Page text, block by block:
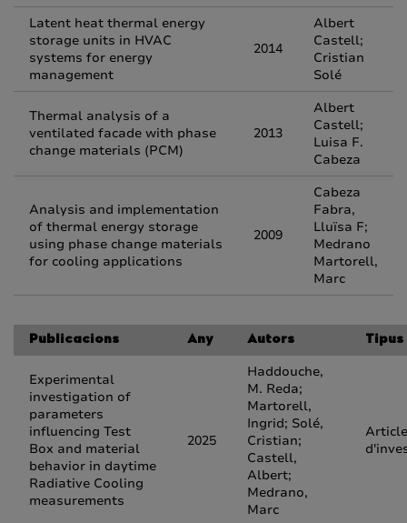
Latent heat thermal energy
storage units in HVAC
systems for energy
management
2014
Albert
Castell;
Cristian
Solé
Thermal analysis of a
ventilated facade with phase
change materials (PCM)
2013
Albert
Castell;
Luisa F.
Cabeza
Analysis and implementation
of thermal energy storage
using phase change materials
for cooling applications
2009
Cabeza
Fabra,
Lluïsa F;
Medrano
Martorell,
Marc
Publicacions Any Autors Tipus
Experimental
investigation of
parameters
influencing Test
Box and material
behavior in daytime
Radiative Cooling
measurements
2025
Haddouche,
M. Reda;
Martorell,
Ingrid; Solé,
Cristian;
Castell,
Albert;
Medrano,
Marc
Article